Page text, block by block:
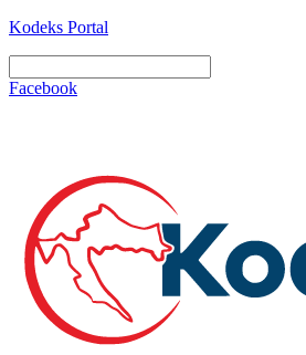
Kodeks Portal
Facebook